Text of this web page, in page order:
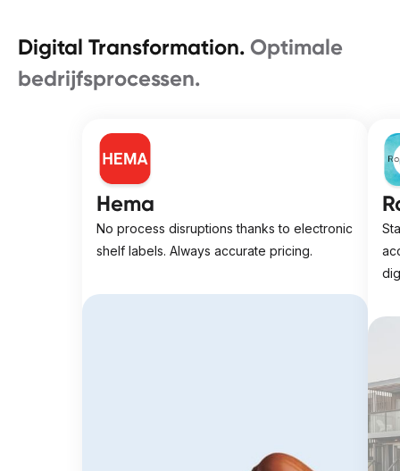
Digital Transformation. Optimale
bedrijfsprocessen.
Hema
No process disruptions thanks to electronic
shelf labels. Always accurate pricing.